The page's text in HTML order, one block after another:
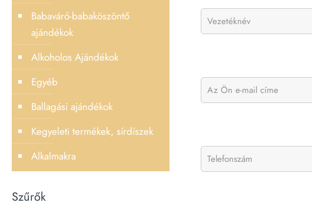
Babaváró-babaköszöntő
ajándékok
Alkoholos Ajándékok
Egyéb
Ballagási ajándékok
Kegyeleti termékek, sírdíszek
Alkalmakra
Szűrők